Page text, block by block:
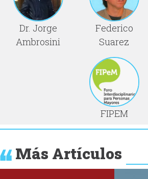
Dr. Jorge
Ambrosini
Federico
Suarez
FIPEM
Más Artículos